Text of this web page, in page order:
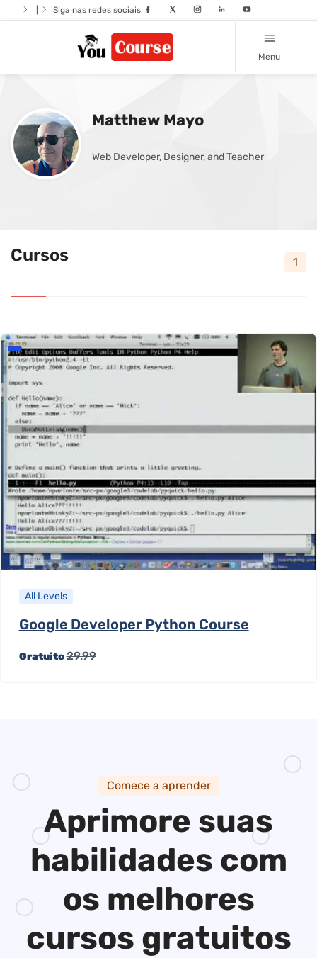
Siga nas redes sociais
Menu
Matthew Mayo
Web Developer, Designer, and Teacher
Cursos 1
All Levels
Google Developer Python Course
Gratuito29.99
Comece a aprender
Aprimore suas
habilidades com
os melhores
cursos gratuitos